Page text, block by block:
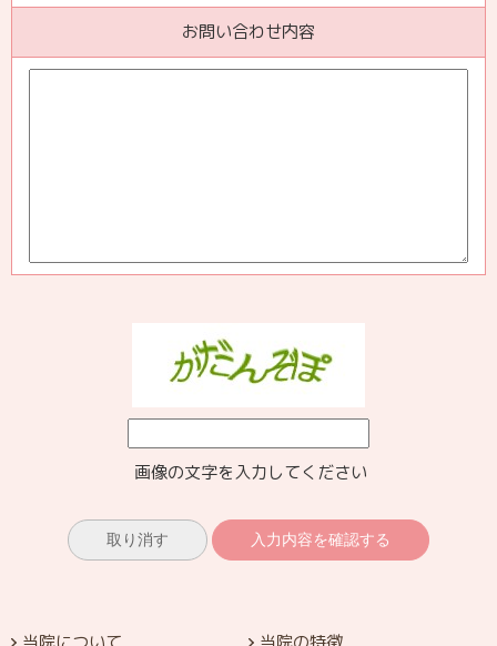
お問い合わせ内容
画像の文字を入力してください